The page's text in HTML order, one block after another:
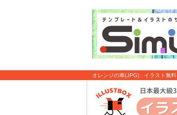
オレンジの車(JPG) : イラスト無料